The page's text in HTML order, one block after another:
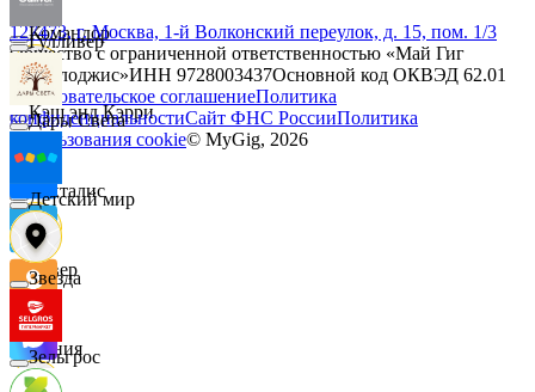
Командор
Кэш энд Кэрри
Лакталис
Левер
Линия
Гулливер
Дары Света
Детский мир
Звезда
Зельгрос
127473, г. Москва, 1-й Волконский переулок, д. 15, пом. 1/3
Общество с ограниченной ответственностью «Май Гиг
Технолоджис»ИНН 9728003437Основной код ОКВЭД 62.01
Пользовательское соглашениеПолитика
конфиденциальностиСайт ФНС РоссииПолитика
использования cookie© MyGig, 2026